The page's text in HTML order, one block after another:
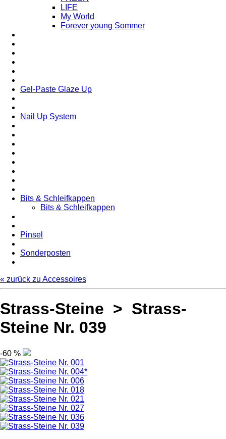
LIFE
My World
Forever young Sommer
Gel-Paste Glaze Up
Nail Up System
Bits & Schleifkappen
Bits & Schleifkappen
Pinsel
Sonderposten
« zurück zu Accessoires
Strass-Steine > Strass-
Steine Nr. 039
-60 %